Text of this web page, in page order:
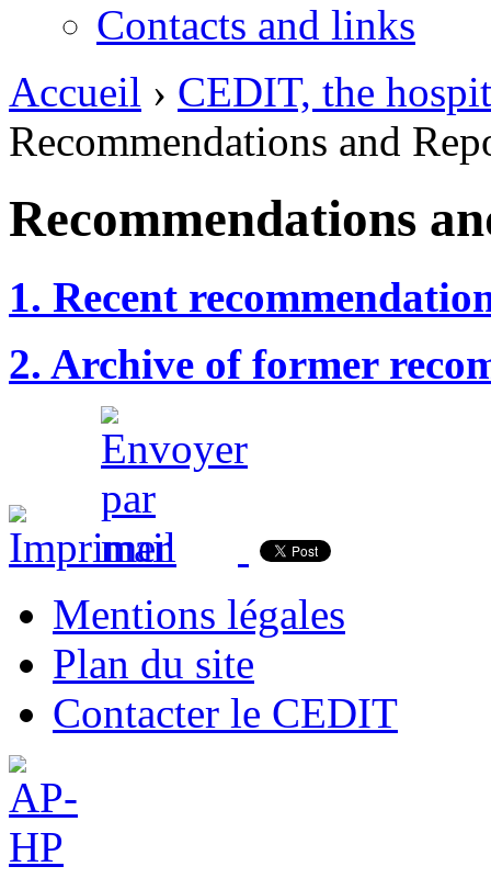
Contacts and links
Accueil › CEDIT, the
Recommendations and
Recommendations
1. Recent
2. Archive of former
Mentions légales
Plan du site
Contacter le CEDIT